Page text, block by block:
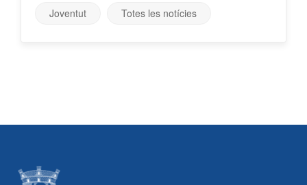
Joventut Totes les notícies